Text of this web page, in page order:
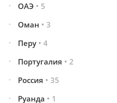
ОАЭ • 5
Оман • 3
Перу • 4
Португалия • 2
Россия • 35
Руанда • 1